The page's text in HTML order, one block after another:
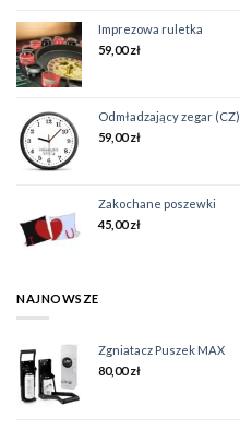
Imprezowa ruletka
59,00zł
Odmładzający zegar (CZ)
59,00zł
Zakochane poszewki
45,00zł
NAJNOWSZE
Zgniatacz Puszek MAX
80,00zł